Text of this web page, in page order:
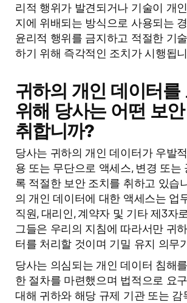
리적 행위가 발견되거나 기술이 개
지에 위배되는 방식으로 사용되는
윤리적 행위를 금지하고 적절한 기
하기 위해 즉각적인 조치가 시행됩
귀하의 개인 데이터를
위해 당사는 어떤 보
취합니까?
당사는 귀하의 개인 데이터가 우발
용 또는 무단으로 액세스, 변경 또는
록 적절한 보안 조치를 취하고 있습
의 개인 데이터에 대한 액세스는 업
직원, 대리인, 계약자 및 기타 제3자
그들은 우리의 지침에 따라서만 귀
터를 처리할 것이며 기밀 유지 의무
당사는 의심되는 개인 데이터 침해
한 절차를 마련했으며 법적으로 요
대해 귀하와 해당 규제 기관 또는 감